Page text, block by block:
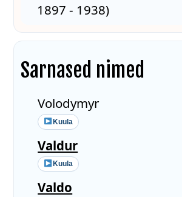
1897 - 1938)
Sarnased nimed
Volodymyr
Kuula
Valdur
Kuula
Valdo